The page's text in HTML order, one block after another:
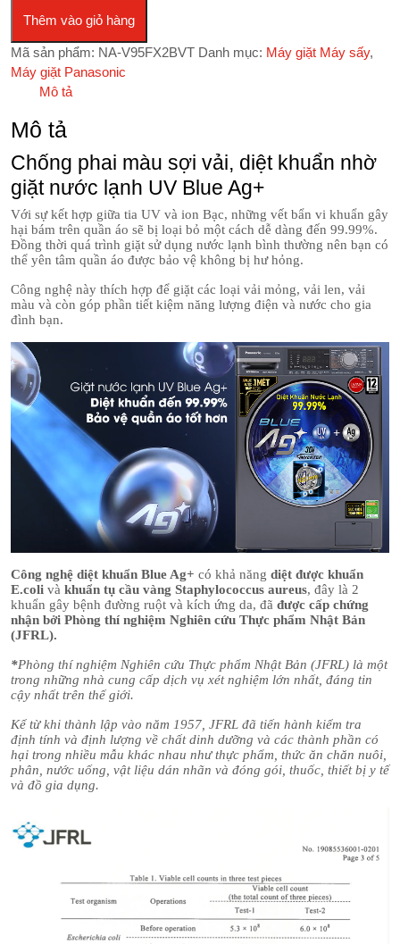
Thêm vào giỏ hàng
Mã sản phẩm: NA-V95FX2BVT Danh mục: Máy giặt Máy sấy,
Máy giặt Panasonic
Mô tả
Mô tả
Chống phai màu sợi vải, diệt khuẩn nhờ
giặt nước lạnh UV Blue Ag+
Với sự kết hợp giữa tia UV và ion Bạc, những vết bẩn vi khuẩn gây
hại bám trên quần áo sẽ bị loại bỏ một cách dễ dàng đến 99.99%.
Đồng thời quá trình giặt sử dụng nước lạnh bình thường nên bạn có
thể yên tâm quần áo được bảo vệ không bị hư hỏng.
Công nghệ này thích hợp để giặt các loại vải mỏng, vải len, vải
màu và còn góp phần tiết kiệm năng lượng điện và nước cho gia
đình bạn.
Công nghệ diệt khuẩn Blue Ag+ có khả năng diệt được khuẩn
E.coli và khuẩn tụ cầu vàng Staphylococcus aureus, đây là 2
khuẩn gây bệnh đường ruột và kích ứng da, đã được cấp chứng
nhận bởi Phòng thí nghiệm Nghiên cứu Thực phẩm Nhật Bản
(JFRL).
*Phòng thí nghiệm Nghiên cứu Thực phẩm Nhật Bản (JFRL) là một
trong những nhà cung cấp dịch vụ xét nghiệm lớn nhất, đáng tin
cậy nhất trên thế giới.
Kể từ khi thành lập vào năm 1957, JFRL đã tiến hành kiểm tra
định tính và định lượng về chất dinh dưỡng và các thành phần có
hại trong nhiều mẫu khác nhau như thực phẩm, thức ăn chăn nuôi,
phân, nước uống, vật liệu dán nhãn và đóng gói, thuốc, thiết bị y tế
và đồ gia dụng.